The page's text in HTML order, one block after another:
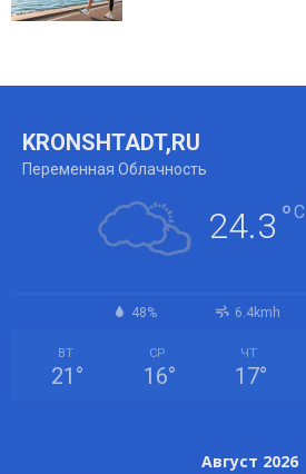
KRONSHTADT,RU
Переменная Облачность
24.3 °C
48% 6.4kmh
ВТ
21 °
СР
16°
ЧТ
17°
Август 2026